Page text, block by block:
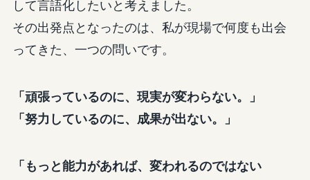
して言語化したいと考えました。
その出発点となったのは、私が現場で何度も出会
ってきた、一つの問いです。
「頑張っているのに、現実が変わらない。」
「努力しているのに、成果が出ない。」
「もっと能力があれば、変われるのではない